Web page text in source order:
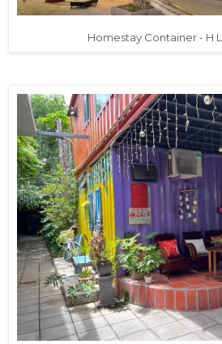
Homestay Container - H